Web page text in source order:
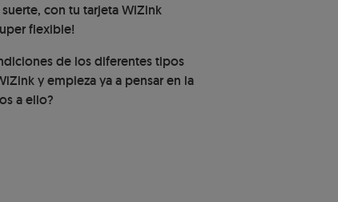
con tu tarjeta WiZink
flexible!
de los diferentes tipos
y empieza ya a pensar en la
a ello?